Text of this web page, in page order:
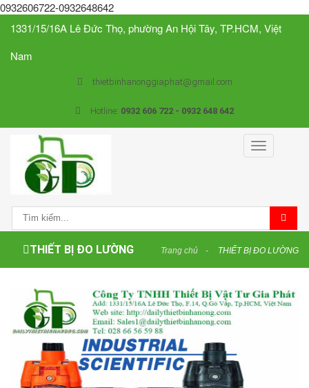
0932606722-0932648642
1331/15/16A Lê Đức Thọ, phường An Hội Tây, TP.HCM, Việt
Nam
thietbinhanonggiaphat@gmail.com
Hotline: 0932 606 722 - 0932 648 642
Toggle
navigation
THIẾT BỊ ĐO LƯỜNG Trang chủ THIẾT BỊ ĐO LƯỜNG